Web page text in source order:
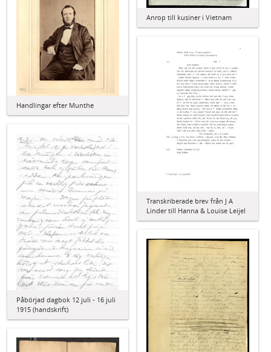
Anrop till kusiner i Vietnam
Handlingar efter Munthe
Transkriberade brev från J A
Linder till Hanna & Louise Leijel
Påbörjad dagbok 12 juli - 16 juli
1915 (handskrift)